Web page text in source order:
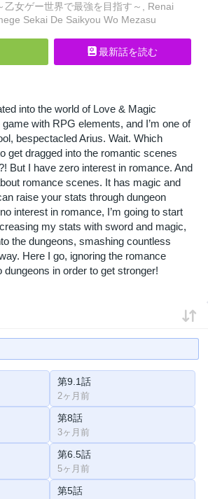
乙女ゲー世界で最強を目指す～, Renai
Sekai De Saikyou Wo Mezasu
最新話を読む
into the world of Love & Magic
with RPG elements, and I’m one of
bespectacled Arius. Wait. Which
get dragged into the romantic scenes
But I have zero interest in romance. And
romance scenes. It has magic and
raise your stats through dungeon
interest in romance, I’m going to start
my stats with sword and magic,
the dungeons, smashing countless
Here I go, ignoring the romance
in order to get stronger!
第9.1話
2ヶ月前
第8話
3ヶ月前
第6.5話
5ヶ月前
第5話